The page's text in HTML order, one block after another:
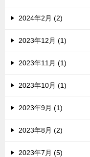
2024年2月 (2)
2023年12月 (1)
2023年11月 (1)
2023年10月 (1)
2023年9月 (1)
2023年8月 (2)
2023年7月 (5)